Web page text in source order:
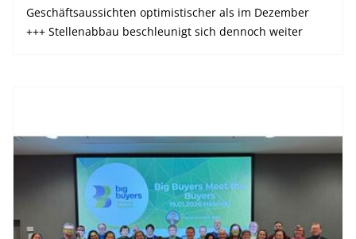
Geschäftsaussichten optimistischer als im Dezember
+++ Stellenabbau beschleunigt sich dennoch weiter